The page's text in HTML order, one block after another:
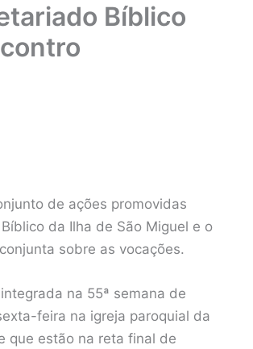
Bíblico
de ações promovidas
da Ilha de São Miguel e o
sobre as vocações.
na 55ª semana de
feira na igreja paroquial da
que estão na reta final de